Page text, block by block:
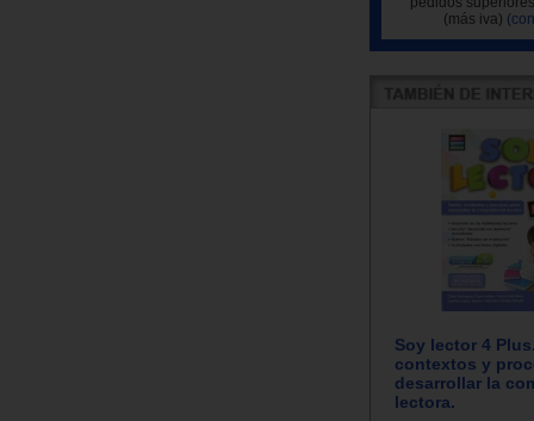
(más iva)
Soy lector 4
contextos y
desarrollar la
lectora.